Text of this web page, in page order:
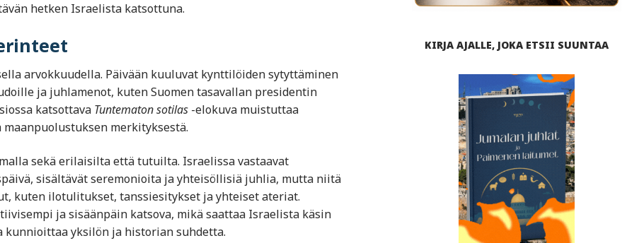
hetken Israelista katsottuna.
arvokkuudella. Päivään kuuluvat kynttilöiden sytyttäminen
ja juhlamenot, kuten Suomen tasavallan presidentin
katsottava Tuntematon sotilas-elokuva muistuttaa
merkityksestä.
sekä erilaisilta että tutuilta. Israelissa vastaavat
sisältävät seremonioita ja yhteisöllisiä juhlia, mutta niitä
kuten ilotulitukset, tanssiesitykset ja yhteiset ateriat.
ja sisäänpäin katsova, mikä saattaa Israelista käsin
yksilön ja historian suhdetta.
KIRJA AJALLE, JOKA ETSII SUUNTAA